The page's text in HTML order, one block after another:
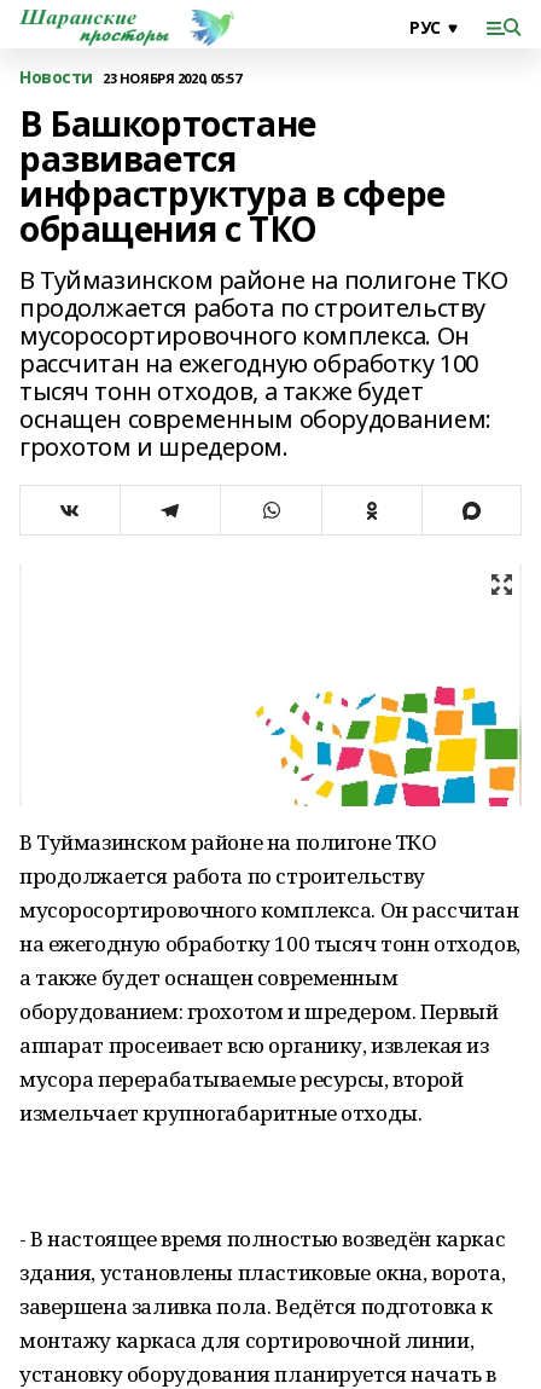
Новости 23 НОЯБРЯ 2020, 05:57
В Башкортостане
развивается
инфраструктура в сфере
обращения с ТКО
В Туймазинском районе на полигоне ТКО
продолжается работа по строительству
мусоросортировочного комплекса. Он
рассчитан на ежегодную обработку 100
тысяч тонн отходов, а также будет
оснащен современным оборудованием:
грохотом и шредером.
В Туймазинском районе на полигоне ТКО
продолжается работа по строительству
мусоросортировочного комплекса. Он рассчитан
на ежегодную обработку 100 тысяч тонн отходов,
а также будет оснащен современным
оборудованием: грохотом и шредером. Первый
аппарат просеивает всю органику, извлекая из
мусора перерабатываемые ресурсы, второй
измельчает крупногабаритные отходы.
- В настоящее время полностью возведён каркас
здания, установлены пластиковые окна, ворота,
завершена заливка пола. Ведётся подготовка к
монтажу каркаса для сортировочной линии,
установку оборудования планируется начать в